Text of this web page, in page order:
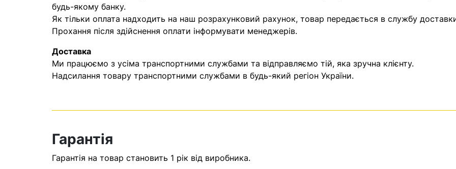
будь-якому банку.
Як тільки оплата надходить на наш розрахунковий рахунок, товар передається в службу
Прохання після здійснення оплати інформувати менеджерів.
Доставка
Ми працюємо з усіма транспортними службами та відправляємо тій, яка зручна клієнту.
Надсилання товару транспортними службами в будь-який регіон України.
Гарантія
Гарантія на товар становить 1 рік від виробника.